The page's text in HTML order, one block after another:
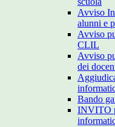
Avviso
alunni e
Avviso
CLIL
Avviso
dei
Bando
INVITO